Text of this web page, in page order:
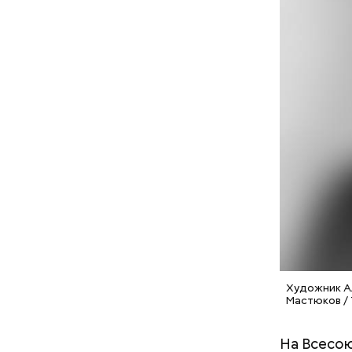
Художник
Мастюков
Нас